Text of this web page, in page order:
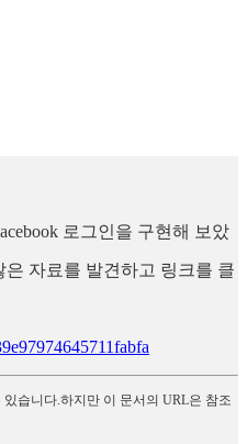
로그인을 구현해 보았
자료를 발견하고 링크를 클
습니다.하지만 이 문서의 URL은 참조